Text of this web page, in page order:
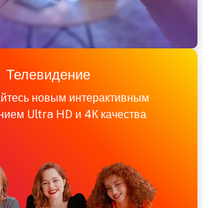
Телевидение
новым интерактивным
Ultra HD и 4К качества